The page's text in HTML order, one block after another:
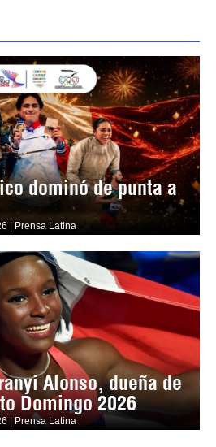
dominó de punta a
| Prensa Latina
Alonso, dueña de
Domingo 2026
| Prensa Latina